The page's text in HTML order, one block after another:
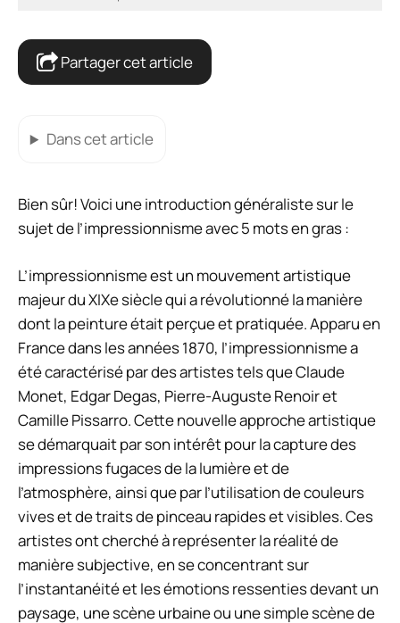
Partager cet article
Dans cet article
Bien sûr! Voici une introduction généraliste sur le
sujet de l’impressionnisme avec 5 mots en gras :
L’impressionnisme est un mouvement artistique
majeur du XIXe siècle qui a révolutionné la manière
dont la peinture était perçue et pratiquée. Apparu en
France dans les années 1870, l’impressionnisme a
été caractérisé par des artistes tels que Claude
Monet, Edgar Degas, Pierre-Auguste Renoir et
Camille Pissarro. Cette nouvelle approche artistique
se démarquait par son intérêt pour la capture des
impressions fugaces de la lumière et de
l’atmosphère, ainsi que par l’utilisation de couleurs
vives et de traits de pinceau rapides et visibles. Ces
artistes ont cherché à représenter la réalité de
manière subjective, en se concentrant sur
l’instantanéité et les émotions ressenties devant un
paysage, une scène urbaine ou une simple scène de